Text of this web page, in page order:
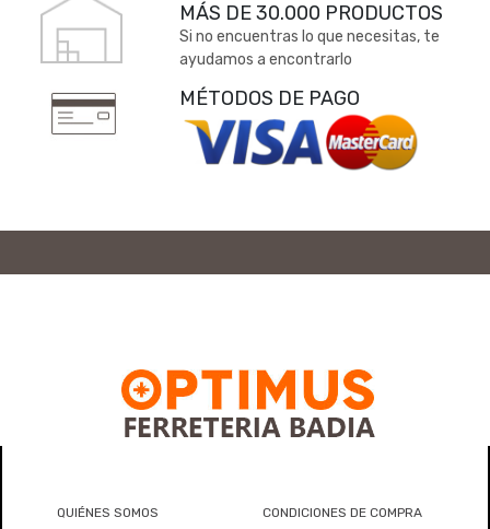
MÁS DE 30.000 PRODUCTOS
Si no encuentras lo que necesitas, te
ayudamos a encontrarlo
MÉTODOS DE PAGO
QUIÉNES SOMOS CONDICIONES DE COMPRA